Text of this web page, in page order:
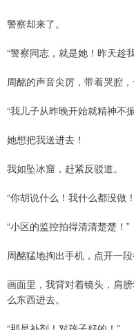
警察却来了。
“警察同志，就是她！昨天趁
周酩的声音尖厉，带着哭腔
“我儿子从昨晚开始就精神不
她想把我送进去！
我如坠冰窟，赶紧反驳道。
“你胡说什么！我什么都没做
“小区的监控拍得清清楚楚！”
周酩猛地掏出手机，点开一段
画面里，我背对着镜头，肩
么东西进去。